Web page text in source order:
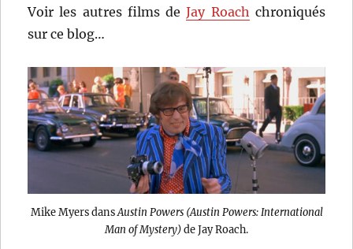
Voir les autres films deJay Roach chroniqués
sur ce blog…
Mike Myers dansAustin Powers (Austin Powers: International
Man of Mystery)de Jay Roach.